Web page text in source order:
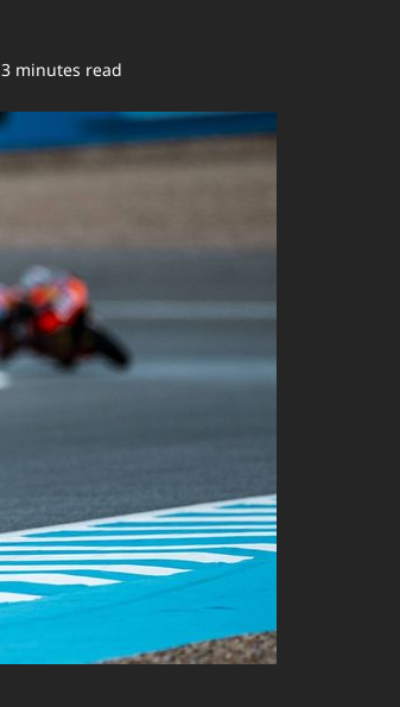
3 minutes read